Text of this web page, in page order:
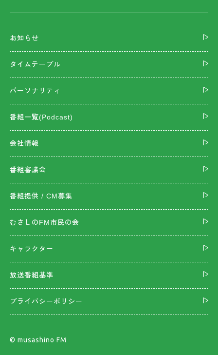
お知らせ
タイムテーブル
パーソナリティ
番組一覧(Podcast)
会社情報
番組審議会
番組提供 / CM募集
むさしのFM市民の会
キャラクター
放送番組基準
プライバシーポリシー
©︎ musashino FM